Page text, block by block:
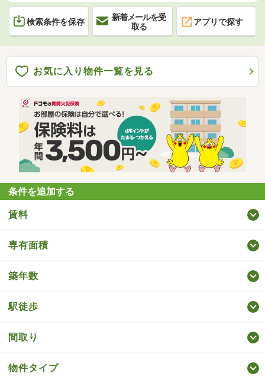
検索条件を保存
新着メールを受
取る
アプリで探す
お気に入り物件一覧を見る
条件を追加する
賃料
専有面積
築年数
駅徒歩
間取り
物件タイプ